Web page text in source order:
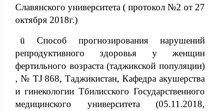
Славянского университета ( протокол №2 от 27
октября 2018г.)
ü Способ прогнозирования нарушений
репродуктивного здоровья у женщин
фертильного возраста (таджикской популяции)
, № TJ 868, Таджикистан, Кафедра акушерства
и гинекологии Тбилисского Государственного
медицинского университета (05.11.2018,